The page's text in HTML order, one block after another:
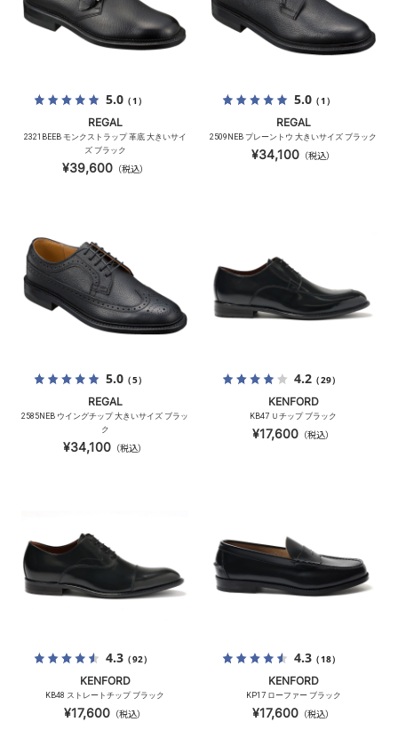
5.0（1）
REGAL
2321BEEB モンクストラップ 革底 大きいサイ
ズ ブラック
¥39,600（税込）
5.0（1）
REGAL
2509NEB プレーントウ 大きいサイズ ブラック
¥34,100 （税込）
5.0（5）
REGAL
2585NEB ウイングチップ 大きいサイズ ブラッ
ク
¥34,100 （税込）
4.2（29）
KENFORD
KB47 Ｕチップ ブラック
¥17,600 （税込）
4.3（92）
KENFORD
KB48 ストレートチップ ブラック
¥17,600 （税込）
4.3（18）
KENFORD
KP17 ローファー ブラック
¥17,600 （税込）